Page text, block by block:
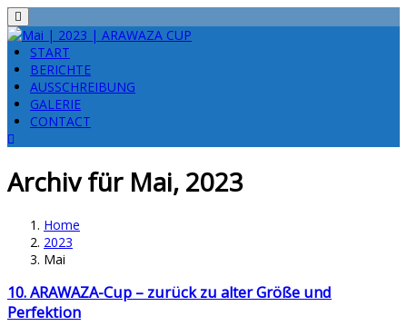
Menu
START
BERICHTE
AUSSCHREIBUNG
GALERIE
CONTACT
Archiv für Mai, 2023
Home
2023
Mai
10. ARAWAZA-Cup – zurück zu alter Größe und
Perfektion